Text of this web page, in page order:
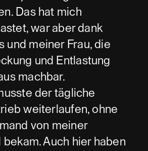
Das hat mich
war aber dank
und meiner Frau, die
und Entlastung
machbar.
der tägliche
weiterlaufen, ohne
von meiner
Auch hier haben